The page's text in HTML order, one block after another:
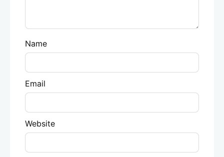
Name
Email
Website